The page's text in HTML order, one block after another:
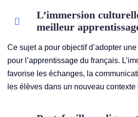
L’immersion
meilleur
Ce sujet a pour objectif d’adopter
pour l’apprentissage du français.
favorise les échanges, la
les élèves dans un nouveau contexte